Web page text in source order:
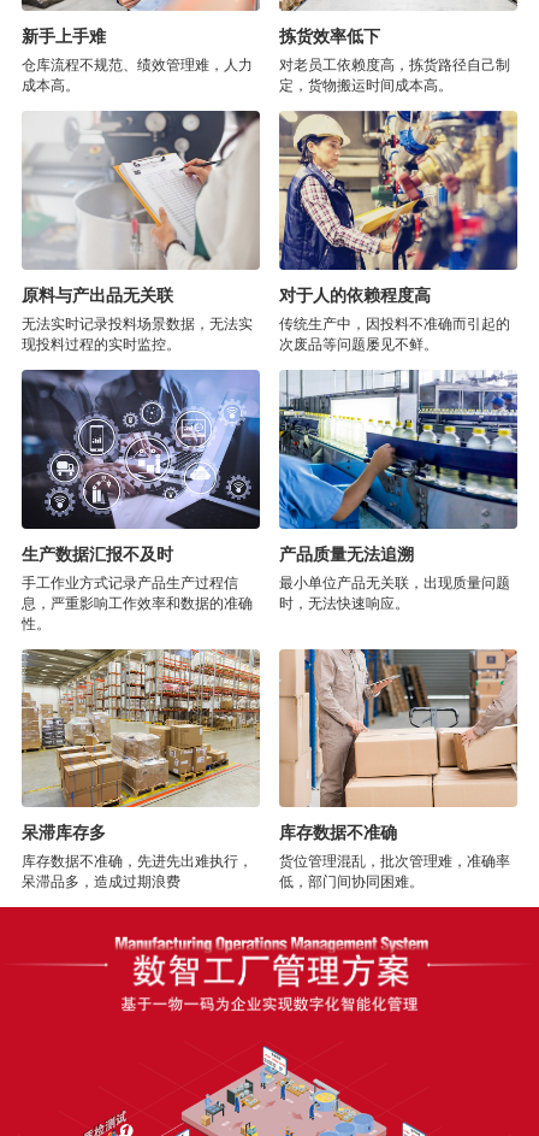
新手上手难
仓库流程不规范、绩效管理难，人力
成本高。
拣货效率低下
对老员工依赖度高，拣货路径自己制
定，货物搬运时间成本高。
原料与产出品无关联
无法实时记录投料场景数据，无法实
现投料过程的实时监控。
对于人的依赖程度高
传统生产中，因投料不准确而引起的
次废品等问题屡见不鲜。
生产数据汇报不及时
手工作业方式记录产品生产过程信
息，严重影响工作效率和数据的准确
性。
产品质量无法追溯
最小单位产品无关联，出现质量问题
时，无法快速响应。
呆滞库存多
库存数据不准确，先进先出难执行，
呆滞品多，造成过期浪费
库存数据不准确
货位管理混乱，批次管理难，准确率
低，部门间协同困难。